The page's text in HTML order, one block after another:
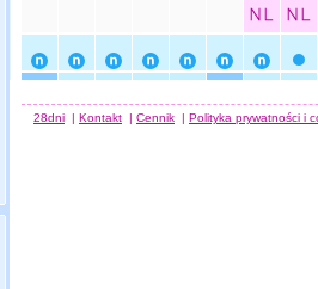
28dni | Kontakt | Cennik | Polityka prywatności i